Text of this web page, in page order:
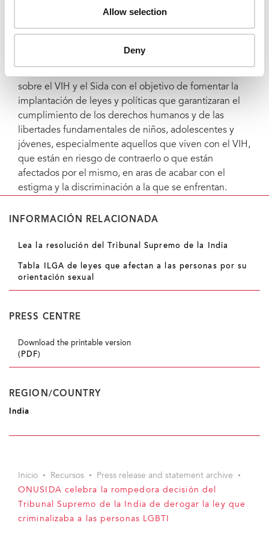
Allow selection
Deny
apuntaba el Sr. Sidibé.
En junio de 2016, los Estados miembros de las
sobre el VIH y el Sida con el objetivo de fomentar la
implantación de leyes y políticas que garantizaran el
cumplimiento de los derechos humanos y de las
libertades fundamentales de niños, adolescentes y
jóvenes, especialmente aquellos que viven con el VIH,
que están en riesgo de contraerlo o que están
afectados por el mismo, en aras de acabar con el
estigma y la discriminación a la que se enfrentan.
INFORMACIÓN RELACIONADA
Lea la resolución del Tribunal Supremo de la India
Tabla ILGA de leyes que afectan a las personas por su
orientación sexual
PRESS CENTRE
Download the printable version
(PDF)
REGION/COUNTRY
India
Inicio Recursos
Press release and statement archive
ONUSIDA celebra la rompedora decisión del
Tribunal Supremo de la India de derogar la ley que
criminalizaba a las personas LGBTI